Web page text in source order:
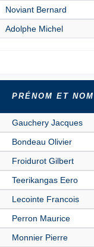
Noviant Bernard
Adolphe Michel
PRÉNOM ET NOM
Gauchery Jacques
Bondeau Olivier
Froidurot Gilbert
Teerikangas Eero
Lecointe Francois
Perron Maurice
Monnier Pierre